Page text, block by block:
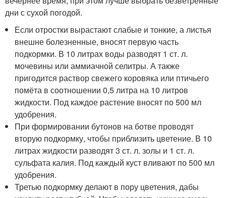
дни с сухой погодой.
Если отростки вырастают слабые и тонкие, а листья
внешне болезненные, вносят первую часть
подкормки. В 10 литрах воды разводят 1 ст. л.
мочевины или аммиачной селитры. А также
пригодится раствор свежего коровяка или птичьего
помёта в соотношении 0,5 литра на 10 литров
жидкости. Под каждое растение вносят по 500 мл
удобрения.
При формировании бутонов на ботве проводят
вторую подкормку, чтобы приблизить цветение. В 10
литрах жидкости разводят 3 ст. л. золы и 1 ст. л.
сульфата калия. Под каждый куст вливают по 500 мл
удобрения.
Третью подкормку делают в пору цветения, дабы